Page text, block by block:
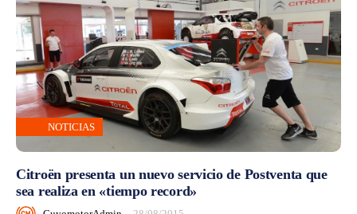
NOTICIAS
Citroën presenta un nuevo servicio de Postventa que
sea realiza en «tiempo record»